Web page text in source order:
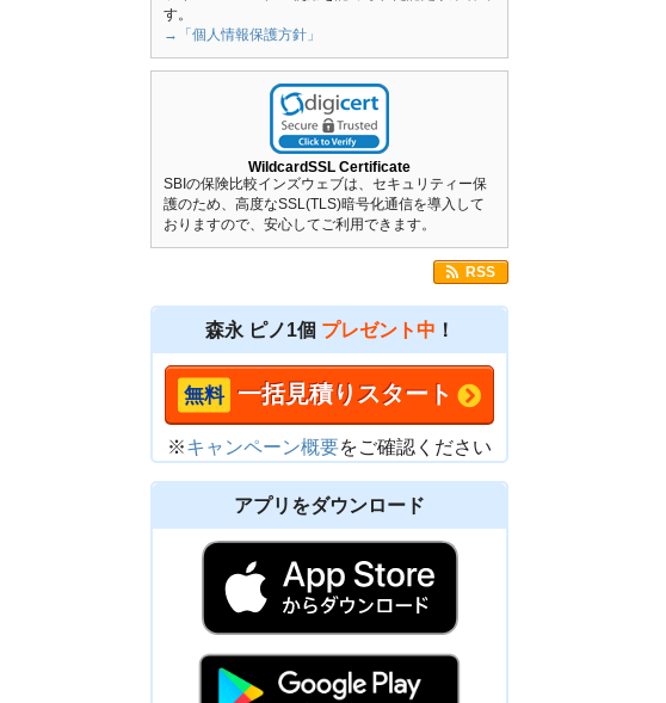
す。
→「個人情報保護方針」
WildcardSSL Certificate
SBIの保険比較インズウェブは、セキュリティー保
護のため、高度なSSL(TLS)暗号化通信を導入して
おりますので、安心してご利用できます。
RSS
森永 ピノ1個 プレゼント中 ！
一括見積りスタート
※キャンペーン概要をご確認ください
アプリをダウンロード